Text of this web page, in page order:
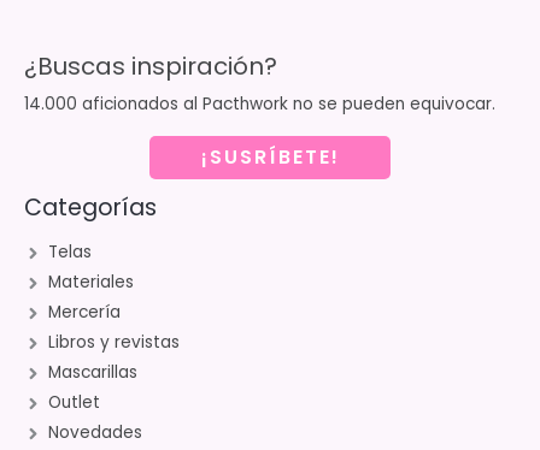
¿Buscas inspiración?
14.000 aficionados al Pacthwork no se pueden equivocar.
¡SUSRÍBETE!
Categorías
Telas
Materiales
Mercería
Libros y revistas
Mascarillas
Outlet
Novedades